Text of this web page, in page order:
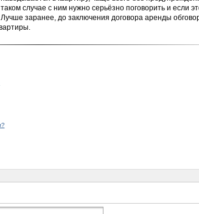
случае с ним нужно серьёзно поговорить и если
заранее, до заключения договора аренды